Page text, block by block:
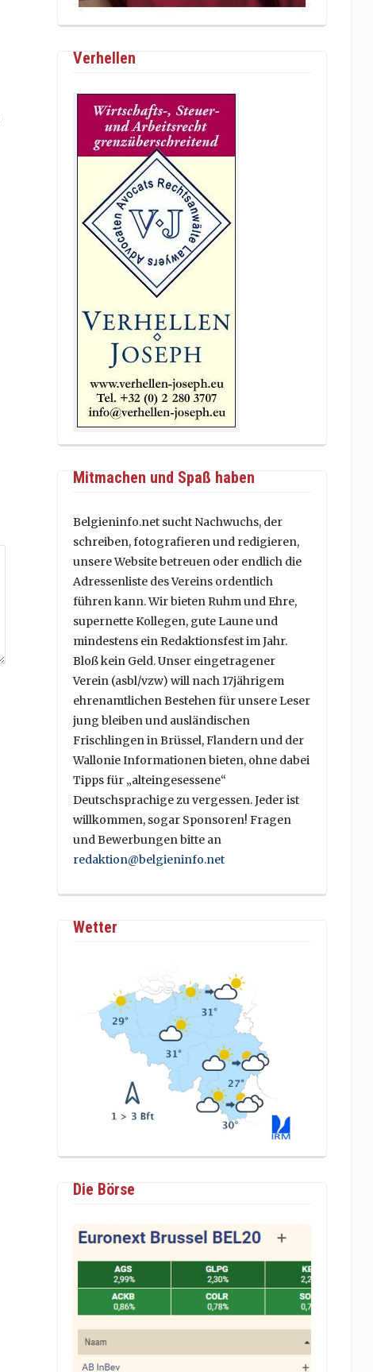
Verhellen
Mitmachen und Spaß haben
Belgieninfo.net sucht Nachwuchs, der
schreiben, fotografieren und redigieren,
unsere Website betreuen oder endlich die
Adressenliste des Vereins ordentlich
führen kann. Wir bieten Ruhm und Ehre,
supernette Kollegen, gute Laune und
mindestens ein Redaktionsfest im Jahr.
Bloß kein Geld. Unser eingetragener
Verein (asbl/vzw) will nach 17jährigem
ehrenamtlichen Bestehen für unsere Leser
jung bleiben und ausländischen
Frischlingen in Brüssel, Flandern und der
Wallonie Informationen bieten, ohne dabei
Tipps für „alteingesessene“
Deutschsprachige zu vergessen. Jeder ist
willkommen, sogar Sponsoren! Fragen
und Bewerbungen bitte an
redaktion@belgieninfo.net
Wetter
Die Börse